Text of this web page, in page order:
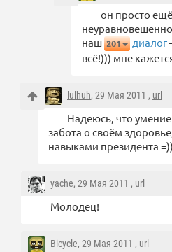
он просто
наш 201 диалог
всё!))) мне
lulhuh, 29 Мая 2011 , url
Надеюсь, что
забота о своём
навыками президента =))
yache, 29 Мая 2011 , url
Молодец!
Bicycle, 29 Мая 2011 , url